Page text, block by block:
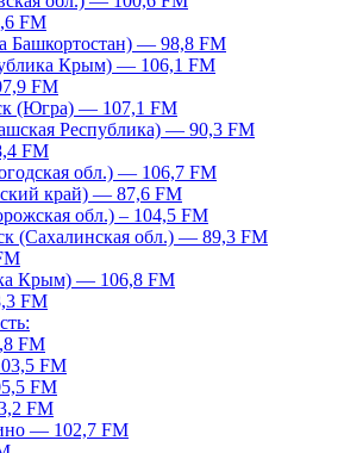
FM
Башкортостан) — 98,8 FM
Крым) — 106,1 FM
FM
(Югра) — 107,1 FM
Республика) — 90,3 FM
FM
обл.) — 106,7 FM
край) — 87,6 FM
обл.) – 104,5 FM
(Сахалинская обл.) — 89,3 FM
Крым) — 106,8 FM
FM
FM
FM
FM
FM
— 102,7 FM